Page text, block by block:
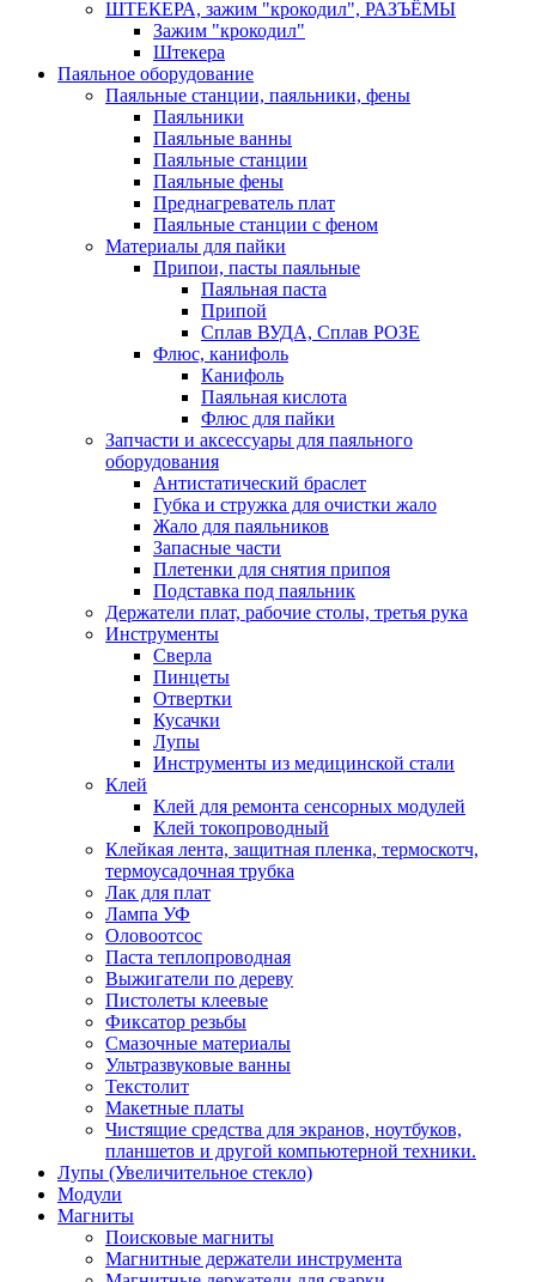
ШТЕКЕРА, зажим "крокодил", РАЗЪЁМЫ
Зажим "крокодил"
Штекера
Паяльное оборудование
Паяльные станции, паяльники, фены
Паяльники
Паяльные ванны
Паяльные станции
Паяльные фены
Преднагреватель плат
Паяльные станции с феном
Материалы для пайки
Припои, пасты паяльные
Паяльная паста
Припой
Сплав ВУДА, Сплав РОЗЕ
Флюс, канифоль
Канифоль
Паяльная кислота
Флюс для пайки
Запчасти и аксессуары для паяльного
оборудования
Антистатический браслет
Губка и стружка для очистки жало
Жало для паяльников
Запасные части
Плетенки для снятия припоя
Подставка под паяльник
Держатели плат, рабочие столы, третья рука
Инструменты
Сверла
Пинцеты
Отвертки
Кусачки
Лупы
Инструменты из медицинской стали
Клей
Клей для ремонта сенсорных модулей
Клей токопроводный
Клейкая лента, защитная пленка, термоскотч,
термоусадочная трубка
Лак для плат
Лампа УФ
Оловоотсос
Паста теплопроводная
Выжигатели по дереву
Пистолеты клеевые
Фиксатор резьбы
Смазочные материалы
Ультразвуковые ванны
Текстолит
Макетные платы
Чистящие средства для экранов, ноутбуков,
планшетов и другой компьютерной техники.
Лупы (Увеличительное стекло)
Модули
Магниты
Поисковые магниты
Магнитные держатели инструмента